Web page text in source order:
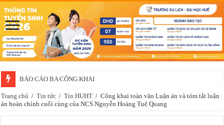
BÁO CÁO BA CÔNG KHAI
Thông báo về việc xét chọn sinh viên đề nghị nhận học bổng của doanh
Trang chủ / Tin tức / Tin HUHT / Công khai toàn văn Luận án và tóm tắt luận
án hoàn chỉnh cuối cùng của NCS Nguyễn Hoàng Tuệ Quang